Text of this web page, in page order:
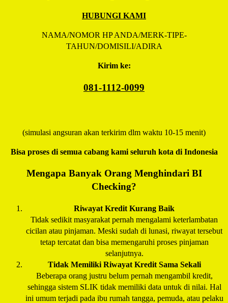
HUBUNGI KAMI
NAMA/NOMOR HP ANDA/MERK-TIPE-
TAHUN/DOMISILI/ADIRA
Kirim ke:
081-1112-0099
(simulasi angsuran akan terkirim dlm waktu 10-15 menit)
Bisa proses di semua cabang kami seluruh kota di Indonesia
Mengapa Banyak Orang Menghindari BI
Checking?
Riwayat Kredit Kurang Baik
Tidak sedikit masyarakat pernah mengalami keterlambatan
cicilan atau pinjaman. Meski sudah di lunasi, riwayat tersebut
tetap tercatat dan bisa memengaruhi proses pinjaman
selanjutnya.
Tidak Memiliki Riwayat Kredit Sama Sekali
Beberapa orang justru belum pernah mengambil kredit,
sehingga sistem SLIK tidak memiliki data untuk di nilai. Hal
ini umum terjadi pada ibu rumah tangga, pemuda, atau pelaku